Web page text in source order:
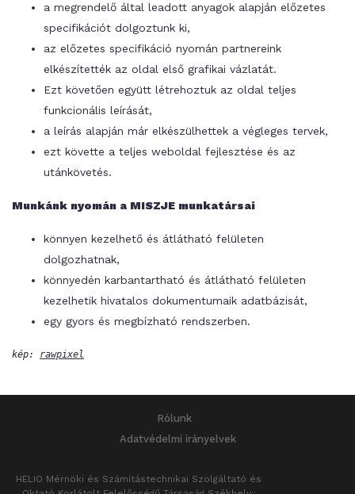
a megrendelő által leadott anyagok alapján előzetes
specifikációt dolgoztunk ki,
az előzetes specifikáció nyomán partnereink
elkészítették az oldal első grafikai vázlatát.
Ezt követően együtt létrehoztuk az oldal teljes
funkcionális leírását,
a leírás alapján már elkészülhettek a végleges tervek,
ezt követte a teljes weboldal fejlesztése és az
utánkövetés.
Munkánk nyomán a MISZJE munkatársai
könnyen kezelhető és átlátható felületen
dolgozhatnak,
könnyedén karbantartható és átlátható felületen
kezelhetik hivatalos dokumentumaik adatbázisát,
egy gyors és megbízható rendszerben.
kép: rawpixel
Rólunk
Adatvédelmi irányelvek
HELIO Mérnöki és Számítástechnikai Szolgáltató és